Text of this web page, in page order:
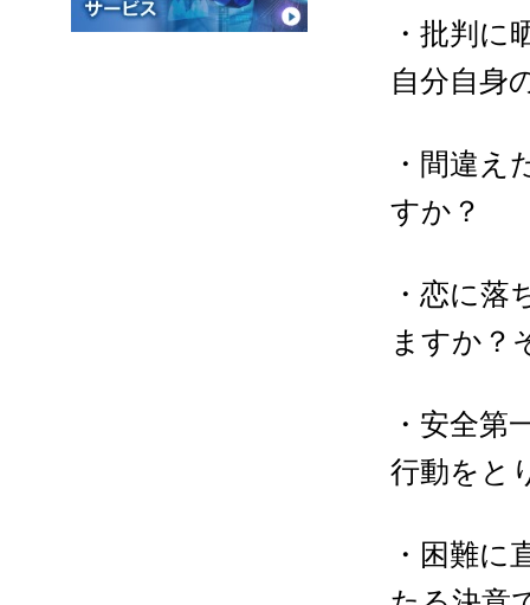
・批判
自分自身
・間違え
すか？
・恋に落
ますか？
・安全第
行動をと
・困難に